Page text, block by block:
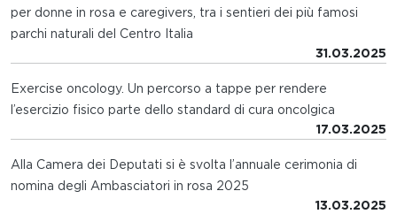
per donne in rosa e caregivers, tra i sentieri dei più famosi
parchi naturali del Centro Italia
31.03.2025
Exercise oncology. Un percorso a tappe per rendere
l’esercizio fisico parte dello standard di cura oncolgica
17.03.2025
Alla Camera dei Deputati si è svolta l’annuale cerimonia di
nomina degli Ambasciatori in rosa 2025
13.03.2025